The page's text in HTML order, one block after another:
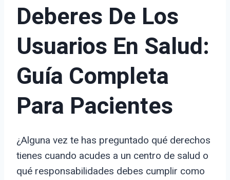
Deberes De Los
Usuarios En Salud:
Guía Completa
Para Pacientes
¿Alguna vez te has preguntado qué derechos
tienes cuando acudes a un centro de salud o
qué responsabilidades debes cumplir como